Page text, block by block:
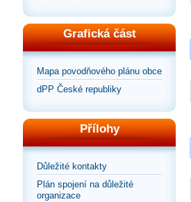
Grafická část
Mapa povodňového plánu obce
dPP České republiky
Přílohy
Důležité kontakty
Plán spojení na důležité
organizace